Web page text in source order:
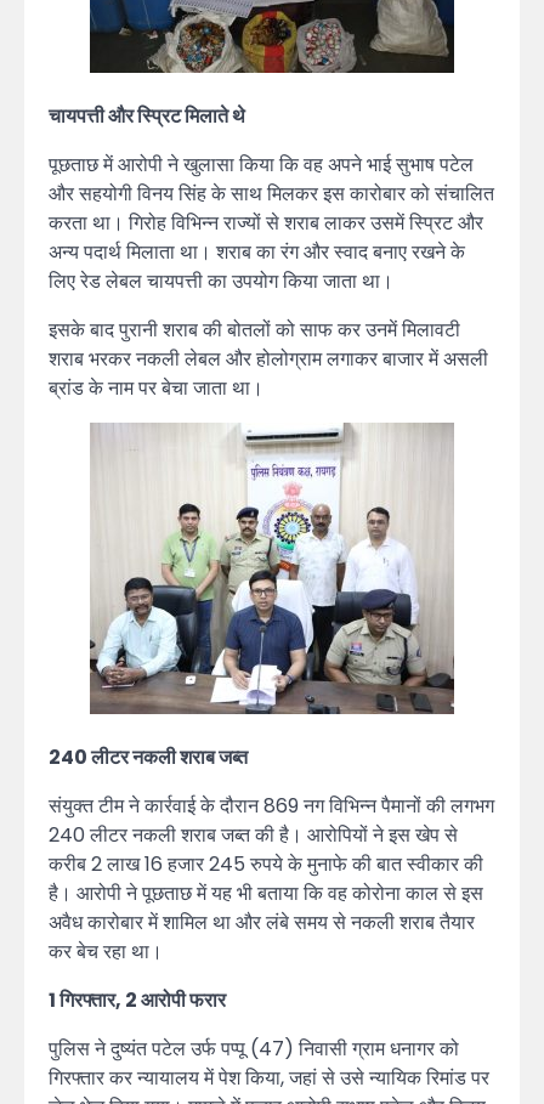
चायपत्ती और स्प्रिट मिलाते थे
पूछताछ में आरोपी ने खुलासा किया कि वह अपने भाई सुभाष पटेल
और सहयोगी विनय सिंह के साथ मिलकर इस कारोबार को संचालित
करता था। गिरोह विभिन्न राज्यों से शराब लाकर उसमें स्प्रिट और
अन्य पदार्थ मिलाता था। शराब का रंग और स्वाद बनाए रखने के
लिए रेड लेबल चायपत्ती का उपयोग किया जाता था।
इसके बाद पुरानी शराब की बोतलों को साफ कर उनमें मिलावटी
शराब भरकर नकली लेबल और होलोग्राम लगाकर बाजार में असली
ब्रांड के नाम पर बेचा जाता था।
240 लीटर नकली शराब जब्त
संयुक्त टीम ने कार्रवाई के दौरान 869 नग विभिन्न पैमानों की लगभग
240 लीटर नकली शराब जब्त की है। आरोपियों ने इस खेप से
करीब 2 लाख 16 हजार 245 रुपये के मुनाफे की बात स्वीकार की
है। आरोपी ने पूछताछ में यह भी बताया कि वह कोरोना काल से इस
अवैध कारोबार में शामिल था और लंबे समय से नकली शराब तैयार
कर बेच रहा था।
1 गिरफ्तार, 2 आरोपी फरार
पुलिस ने दुष्यंत पटेल उर्फ पप्पू (47) निवासी ग्राम धनागर को
गिरफ्तार कर न्यायालय में पेश किया, जहां से उसे न्यायिक रिमांड पर